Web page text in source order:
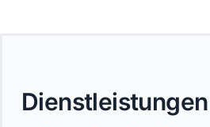
Dienstleistungen